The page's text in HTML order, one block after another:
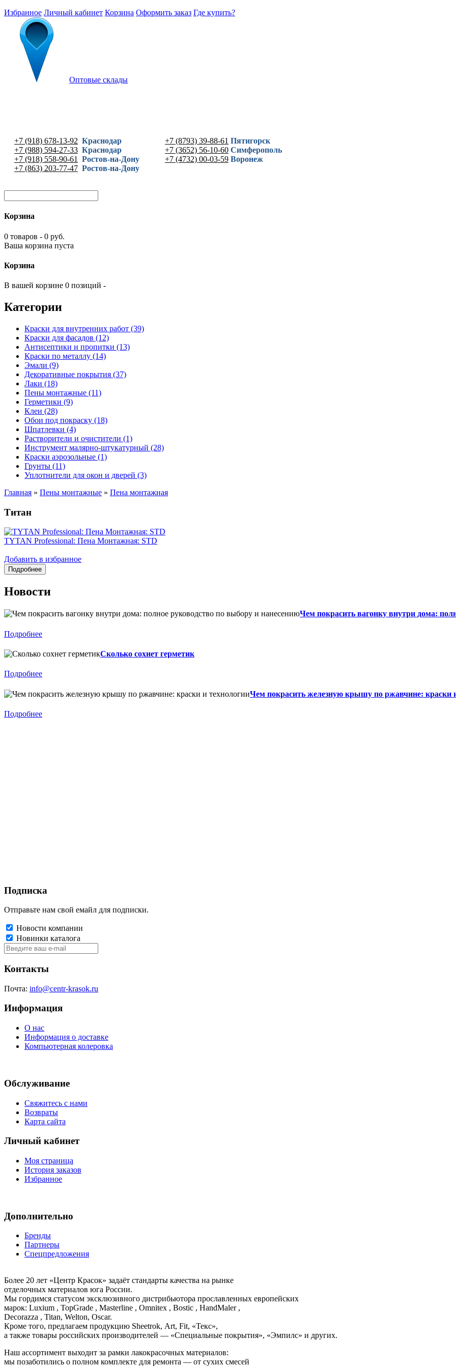
Избранное Личный кабинет Корзина Оформить заказ Где купить?
Оптовые склады
+7 (918) 678-13-92 Краснодар
+7 (988) 594-27-33 Краснодар
+7 (918) 558-90-61
Ростов-на-Дону
+7 (863) 203-77-47 Ростов-на-Дону
+7 (8793) 39-88-61 Пятигорск
+7 (3652) 56-10-60 Симферополь
+7 (4732) 00-03-59 Воронеж
Корзина
0 товаров - 0 руб.
Ваша корзина пуста
Корзина
В вашей корзине 0 позиций -
Категории
Краски для внутренних работ (39)
Краски для фасадов (12)
Антисептики и пропитки (13)
Краски по металлу (14)
Эмали (9)
Декоративные покрытия (37)
Лаки (18)
Пены монтажные (11)
Герметики (9)
Клеи (28)
Обои под покраску (18)
Шпатлевки (4)
Растворители и очистители (1)
Инструмент малярно-штукатурный (28)
Краски аэрозольные (1)
Грунты (11)
Уплотнители для окон и дверей (3)
Главная » Пены монтажные » Пена монтажная
Титан
TYTAN Professional: Пена Монтажная: STD
Добавить в избранное
Новости
Чем покрасить вагонку внутри дома:
Подробнее
Сколько сохнет герметик
Подробнее
Чем покрасить железную крышу по ржавчине: краски
Подробнее
Подписка
Отправьте нам свой емайл для подписки.
Новости компании
Новинки каталога
Контакты
Почта: info@centr-krasok.ru
Информация
О нас
Информация о доставке
Компьютерная колеровка
Обслуживание
Свяжитесь с нами
Возвраты
Карта сайта
Личный кабинет
Моя страница
История заказов
Избранное
Дополнительно
Бренды
Партнеры
Спецпредложения
Более 20 лет «Центр Красок» задаёт стандарты качества на рынке
отделочных материалов юга России.
Мы гордимся статусом эксклюзивного дистрибьютора прославленных европейских
марок: Luxium , TopGrade , Masterline , Omnitex , Bostic , HandMaler ,
Decorazza , Titan, Welton, Oscar.
Кроме того, предлагаем продукцию Sheetrok, Art, Fit, «Текс»,
а также товары российских производителей — «Специальные покрытия», «Эмпилс» и других.
Наш ассортимент выходит за рамки лакокрасочных материалов:
мы позаботились о полном комплекте для ремонта — от сухих смесей